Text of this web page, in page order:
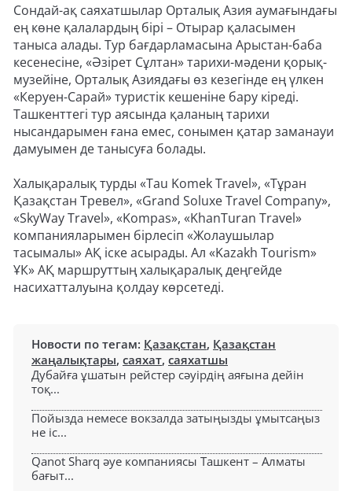
Сондай-ақ саяхатшылар Орталық Азия аумағындағы
ең көне қалалардың бірі – Отырар қаласымен
таныса алады. Тур бағдарламасына Арыстан-баба
кесенесіне, «Әзірет Сұлтан» тарихи-мәдени қорық-
музейіне, Орталық Азиядағы өз кезегінде ең үлкен
«Керуен-Сарай» туристік кешеніне бару кіреді.
Ташкенттегі тур аясында қаланың тарихи
нысандарымен ғана емес, сонымен қатар заманауи
дамуымен де танысуға болады.
Халықаралық турды «Tau Komek Travel», «Тұран
Қазақстан Тревел», «Grand Soluxe Travel Company»,
«SkyWay Travel», «Kompas», «KhanTuran Travel»
компанияларымен бірлесіп «Жолаушылар
тасымалы» АҚ іске асырады. Ал «Kazakh Tourism»
ҰК» АҚ маршруттың халықаралық деңгейде
насихатталуына қолдау көрсетеді.
Новости по тегам: Қазақстан, Қазақстан
жаңалықтары, саяхат, саяхатшы
Дубайға ұшатын рейстер сәуірдің аяғына дейін
тоқ...
Пойызда немесе вокзалда затыңызды ұмытсаңыз
не іс...
Qanot Sharq әуе компаниясы Ташкент – Алматы
бағыт...